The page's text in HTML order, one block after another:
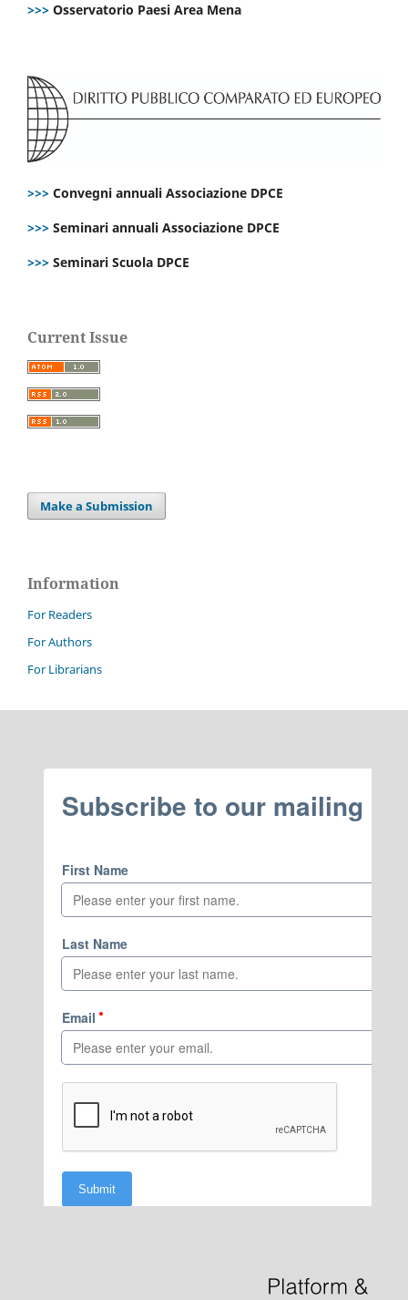
>>> Osservatorio Paesi Area Mena
>>> Convegni annuali Associazione DPCE
>>> Seminari annuali Associazione DPCE
>>> Seminari Scuola DPCE
Current Issue
Make a Submission
Information
For Readers
For Authors
For Librarians